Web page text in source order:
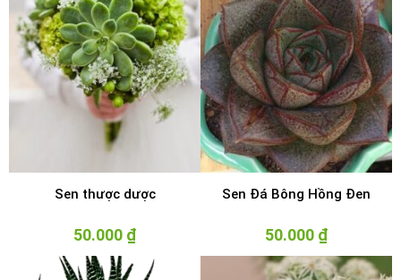
Sen thược dược
50.000 ₫
Sen Đá Bông Hồng Đen
50.000 ₫